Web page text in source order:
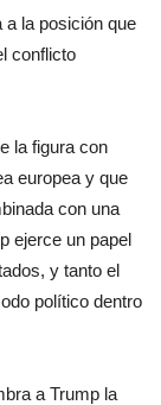
a la posición que
conflicto
la figura con
europea y que
con una
ejerce un papel
y tanto el
político dentro
a Trump la